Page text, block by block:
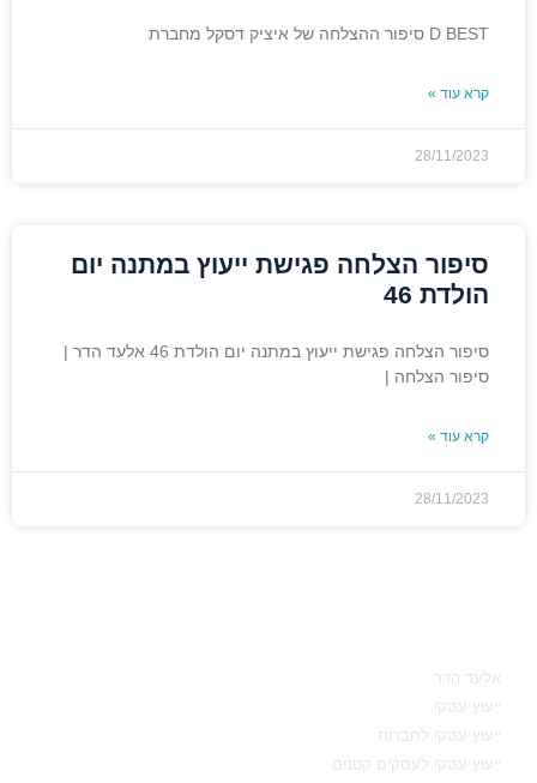
D BEST סיפור ההצלחה של איציק דסקל מחברת
קרא עוד »
28/11/2023
סיפור הצלחה פגישת ייעוץ במתנה יום
הולדת 46
סיפור הצלחה פגישת ייעוץ במתנה יום הולדת 46 אלעד הדר |
סיפור הצלחה |
קרא עוד »
28/11/2023
אלעד הדר
ייעוץ עסקי
ייעוץ עסקי לחברות
ייעוץ עסקי לעסקים קטנים